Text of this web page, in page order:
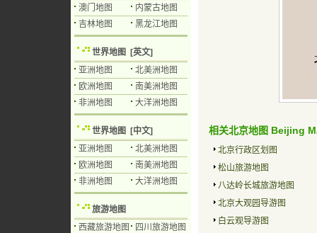
相关北京地图 Beijing
北京行政区划图
松山旅游地图
八达岭长城旅游地图
北京大观园导游图
白云观导游图
澳门地图
内蒙古地图
吉林地图
黑龙江地图
世界地图
[英文]
亚洲地图
北美洲地图
欧洲地图
南美洲地图
非洲地图
大洋洲地图
世界地图
[中文]
亚洲地图
北美洲地图
欧洲地图
南美洲地图
非洲地图
大洋洲地图
旅游地图
西藏旅游地图
四川旅游地图